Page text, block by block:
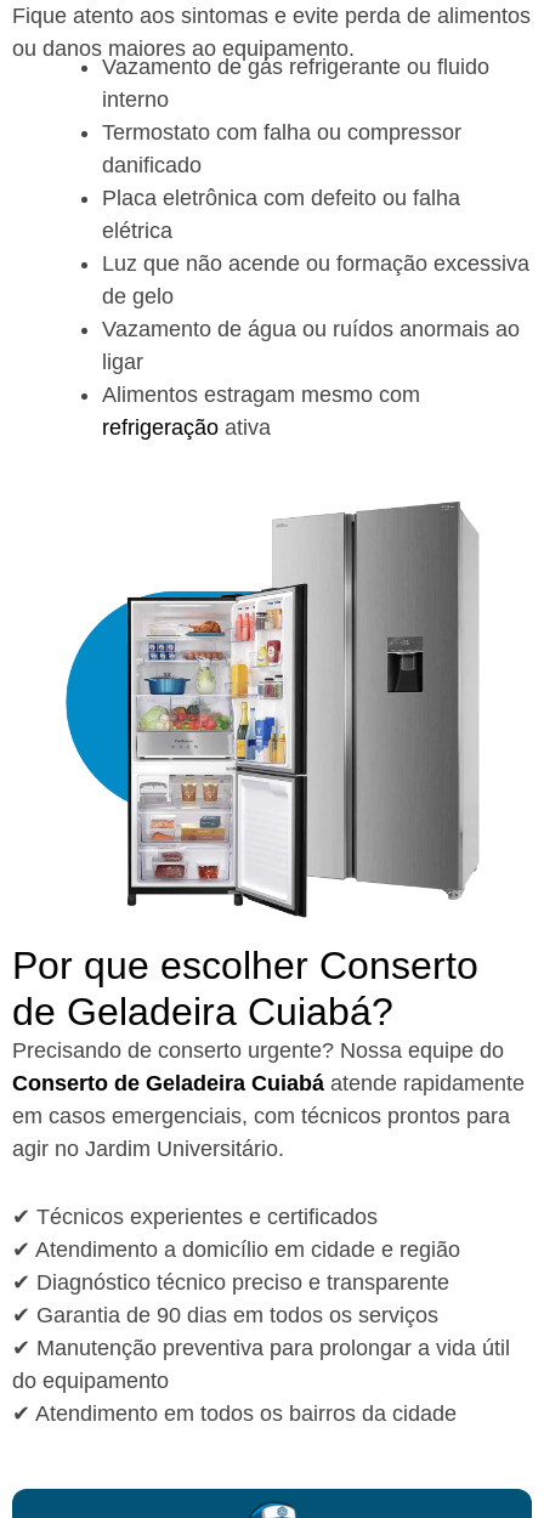
Fique atento aos sintomas e evite perda de alimentos
ou danos maiores ao equipamento.
Vazamento de gás refrigerante ou fluido
interno
Termostato com falha ou compressor
danificado
Placa eletrônica com defeito ou falha
elétrica
Luz que não acende ou formação excessiva
de gelo
Vazamento de água ou ruídos anormais ao
ligar
Alimentos estragam mesmo com
refrigeração ativa
Por que escolher Conserto
de Geladeira Cuiabá?​
Precisando de conserto urgente? Nossa equipe do
Conserto de Geladeira Cuiabá atende rapidamente
em casos emergenciais, com técnicos prontos para
agir no Jardim Universitário.
✔ Técnicos experientes e certificados
✔ Atendimento a domicílio em cidade e região
✔ Diagnóstico técnico preciso e transparente
✔ Garantia de 90 dias em todos os serviços
✔ Manutenção preventiva para prolongar a vida útil
do equipamento
✔ Atendimento em todos os bairros da cidade